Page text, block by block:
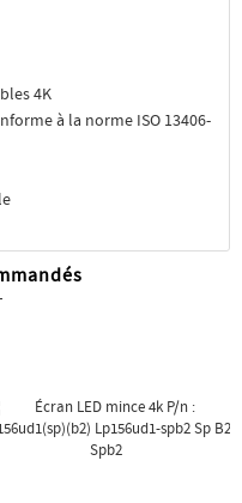
4K
à la norme ISO 13406-